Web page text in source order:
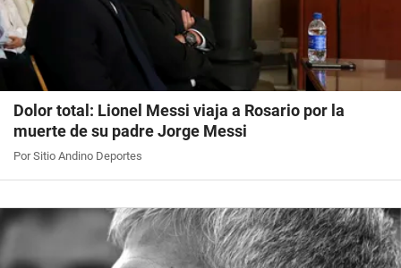
Dolor total: Lionel Messi viaja a Rosario por la
muerte de su padre Jorge Messi
Por Sitio Andino Deportes